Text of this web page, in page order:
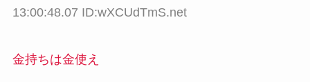
13:00:48.07 ID:wXCUdTmS.net
金持ちは金使え